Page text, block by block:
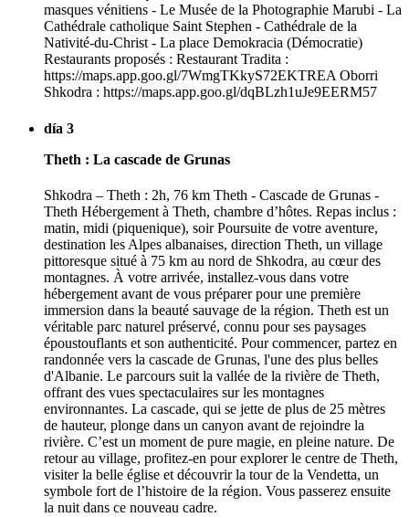
masques vénitiens - Le Musée de la Photographie Marubi - La
Cathédrale catholique Saint Stephen - Cathédrale de la
Nativité-du-Christ - La place Demokracia (Démocratie)
Restaurants proposés : Restaurant Tradita :
https://maps.app.goo.gl/7WmgTKkyS72EKTREA Oborri
Shkodra : https://maps.app.goo.gl/dqBLzh1uJe9EERM57
día 3
Theth : La cascade de Grunas
Shkodra – Theth : 2h, 76 km Theth - Cascade de Grunas -
Theth Hébergement à Theth, chambre d’hôtes. Repas inclus :
matin, midi (piquenique), soir Poursuite de votre aventure,
destination les Alpes albanaises, direction Theth, un village
pittoresque situé à 75 km au nord de Shkodra, au cœur des
montagnes. À votre arrivée, installez-vous dans votre
hébergement avant de vous préparer pour une première
immersion dans la beauté sauvage de la région. Theth est un
véritable parc naturel préservé, connu pour ses paysages
époustouflants et son authenticité. Pour commencer, partez en
randonnée vers la cascade de Grunas, l'une des plus belles
d'Albanie. Le parcours suit la vallée de la rivière de Theth,
offrant des vues spectaculaires sur les montagnes
environnantes. La cascade, qui se jette de plus de 25 mètres
de hauteur, plonge dans un canyon avant de rejoindre la
rivière. C’est un moment de pure magie, en pleine nature. De
retour au village, profitez-en pour explorer le centre de Theth,
visiter la belle église et découvrir la tour de la Vendetta, un
symbole fort de l’histoire de la région. Vous passerez ensuite
la nuit dans ce nouveau cadre.